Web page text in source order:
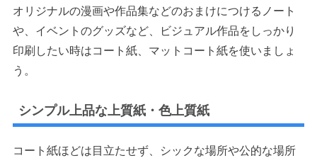
オリジナルの漫画や作品集などのおまけにつけるノート
や、イベントのグッズなど、ビジュアル作品をしっかり
印刷したい時はコート紙、マットコート紙を使いましょ
う。
シンプル上品な上質紙・色上質紙
コート紙ほどは目立たせず、シックな場所や公的な場所